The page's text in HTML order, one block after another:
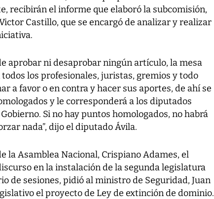
recibirán el informe que elaboró la subcomisión,
Castillo, que se encargó de analizar y realizar
aprobar ni desaprobar ningún artículo, la mesa
los profesionales, juristas, gremios y todo
a favor o en contra y hacer sus aportes, de ahí se
y le corresponderá a los diputados
Si no hay puntos homologados, no habrá
nada”, dijo el diputado Ávila.
la Asamblea Nacional, Crispiano Adames, el
en la instalación de la segunda legislatura
de sesiones, pidió al ministro de Seguridad, Juan
el proyecto de Ley de extinción de dominio.